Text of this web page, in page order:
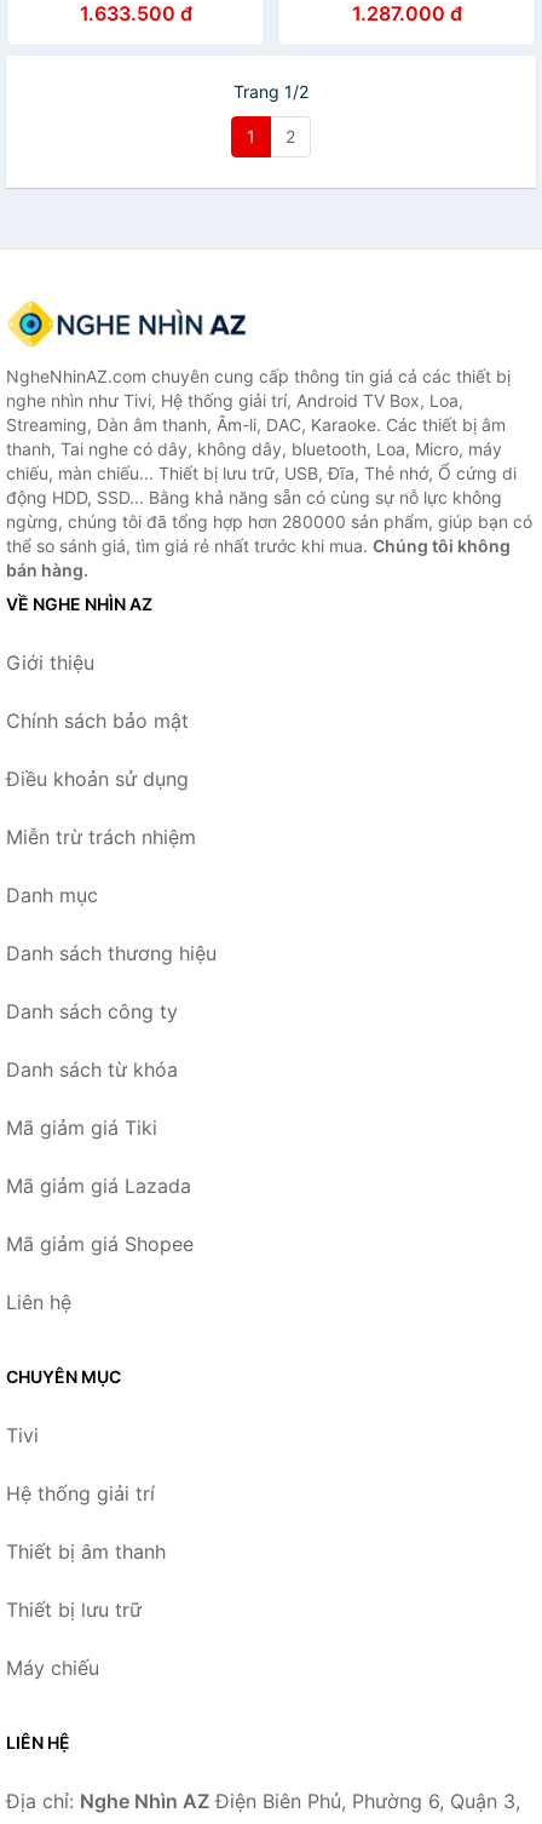
Dây+Remto+adapter
sạc+dây tín hiệu
1.633.500 đ
Dây+Remto+adapter
sạc+dây tín hiệu
1.287.000 đ
Trang 1/2
1 2
NgheNhinAZ.com chuyên cung cấp thông tin giá cả các thiết bị
nghe nhìn như Tivi, Hệ thống giải trí, Android TV Box, Loa,
Streaming, Dàn âm thanh, Âm-li, DAC, Karaoke. Các thiết bị âm
thanh, Tai nghe có dây, không dây, bluetooth, Loa, Micro, máy
chiếu, màn chiếu... Thiết bị lưu trữ, USB, Đĩa, Thẻ nhớ, Ổ cứng di
động HDD, SSD... Bằng khả năng sẵn có cùng sự nỗ lực không
ngừng, chúng tôi đã tổng hợp hơn 280000 sản phẩm, giúp bạn có
thể so sánh giá, tìm giá rẻ nhất trước khi mua. Chúng tôi không
bán hàng.
VỀ NGHE NHÌN AZ
Giới thiệu
Chính sách bảo mật
Điều khoản sử dụng
Miễn trừ trách nhiệm
Danh mục
Danh sách thương hiệu
Danh sách công ty
Danh sách từ khóa
Mã giảm giá Tiki
Mã giảm giá Lazada
Mã giảm giá Shopee
Liên hệ
CHUYÊN MỤC
Tivi
Hệ thống giải trí
Thiết bị âm thanh
Thiết bị lưu trữ
Máy chiếu
LIÊN HỆ
Địa chỉ: Nghe Nhìn AZ Điện Biên Phủ, Phường 6, Quận 3,